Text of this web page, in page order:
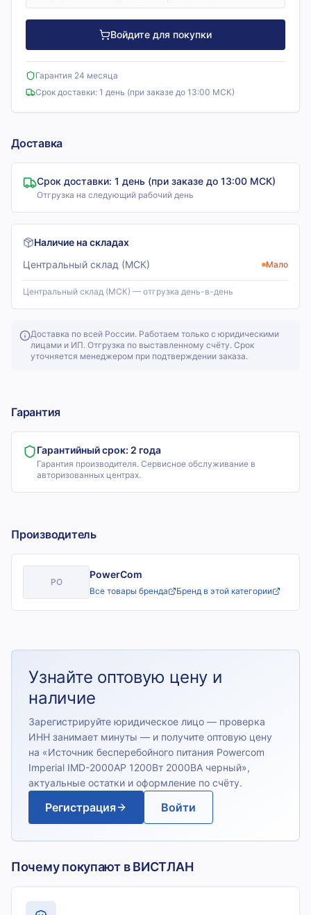
Войдите для покупки
Гарантия 24 месяца
Срок доставки: 1 день (при заказе до 13:00 МСК)
Доставка
Срок доставки: 1 день (при заказе до 13:00 МСК)
Отгрузка на следующий рабочий день
Наличие на складах
Центральный склад (МСК)
Мало
Центральный склад (МСК) — отгрузка день-в-день
Доставка по всей России. Работаем только с юридическими
лицами и ИП. Отгрузка по выставленному счёту. Срок
уточняется менеджером при подтверждении заказа.
Гарантия
Гарантийный срок: 2 года
Гарантия производителя. Сервисное обслуживание в
авторизованных центрах.
Производитель
PO
PowerCom
Все товары бренда Бренд в этой категории
Узнайте оптовую цену и
наличие
Зарегистрируйте юридическое лицо — проверка
ИНН занимает минуты — и получите оптовую цену
на «Источник бесперебойного питания Powercom
Imperial IMD-2000AP 1200Вт 2000ВА черный»,
актуальные остатки и оформление по счёту.
Регистрация Войти
Почему покупают в ВИСТЛАН